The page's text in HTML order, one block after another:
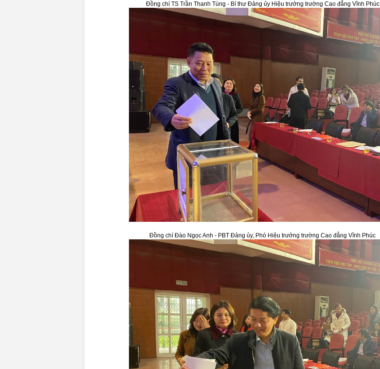
Đồng chí TS Trần Thanh Tùng - Bí thư Đảng ủy Hiệu trưởng trường Cao đẳng Vĩnh Phúc
Đồng chí Đào Ngọc Anh - PBT Đảng ủy, Phó Hiệu trưởng trường Cao đẳng Vĩnh Phúc